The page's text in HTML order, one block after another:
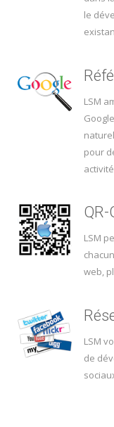
le
LSM
pour
LSM
web,
LSM
de